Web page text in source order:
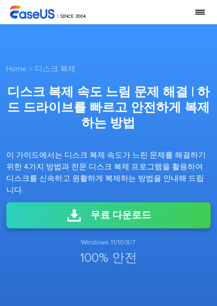
Home > 디스크 복제
디스크 복제 속도 느림 문제 해결 | 하
드 드라이브를 빠르고 안전하게 복제
하는 방법
이 가이드에서는 디스크 복제 속도가 느린 문제를 해결하기
위한 4가지 방법과 전문 디스크 복제 프로그램을 활용하여
디스크를 신속하고 원활하게 복제하는 방법을 안내해 드립
니다.
무료 다운로드
Windows 11/10/8/7
100% 안전